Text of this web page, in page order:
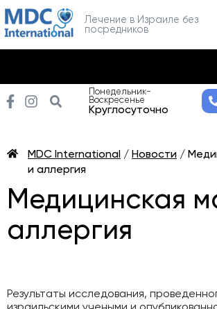
Лечение в Израиле без
посредников
Понедельник-
Воскресенье
Круглосуточно
MDC International / Новости /
и аллергия
Медицинская
аллергия
Результаты исследования,